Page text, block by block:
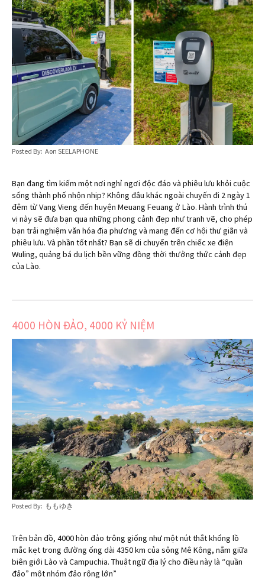
Posted By: Aon SEELAPHONE
Bạn đang tìm kiếm một nơi nghỉ ngơi độc đáo và phiêu lưu khỏi cuộc
sống thành phố nhộn nhịp? Không đâu khác ngoài chuyến đi 2 ngày 1
đêm từ Vang Vieng đến huyện Meuang Feuang ở Lào. Hành trình thú
vị này sẽ đưa bạn qua những phong cảnh đẹp như tranh vẽ, cho phép
bạn trải nghiệm văn hóa địa phương và mang đến cơ hội thư giãn và
phiêu lưu. Và phần tốt nhất? Bạn sẽ di chuyển trên chiếc xe điện
Wuling, quảng bá du lịch bền vững đồng thời thưởng thức cảnh đẹp
của Lào.
4000 HÒN ĐẢO, 4000 KỶ NIỆM
Posted By: ももゆき
Trên bản đồ, 4000 hòn đảo trông giống như một nút thắt khổng lồ
mắc kẹt trong đường ống dài 4350 km của sông Mê Kông, nằm giữa
biên giới Lào và Campuchia. Thuật ngữ địa lý cho điều này là “quần
đảo” một nhóm đảo rộng lớn”